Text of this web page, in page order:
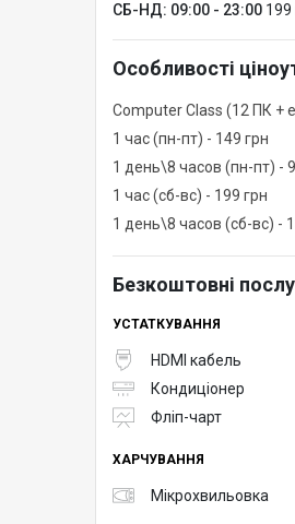
СБ-НД: 09:00 - 23:00 199
Особливості
Computer Class (12 ПК +
1 час (пн-пт) - 149 грн
1 день\8 часов (пн-пт) -
1 час (сб-вс) - 199 грн
1 день\8 часов (сб-вс) -
Безкоштовні
УСТАТКУВАННЯ
HDMI кабель
Кондиціонер
Фліп-чарт
ХАРЧУВАННЯ
Мікрохвильовка